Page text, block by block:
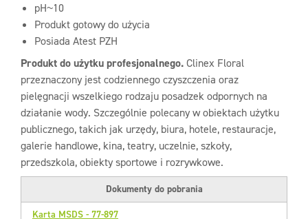
pH~10
Produkt gotowy do użycia
Posiada Atest PZH
Produkt do użytku profesjonalnego.Clinex Floral
przeznaczony jest codziennego czyszczenia oraz
pielęgnacji wszelkiego rodzaju posadzek odpornych na
działanie wody. Szczególnie polecany w obiektach użytku
publicznego, takich jak urzędy, biura, hotele, restauracje,
galerie handlowe, kina, teatry, uczelnie, szkoły,
przedszkola, obiekty sportowe i rozrywkowe.
Dokumenty do pobrania
Karta MSDS - 77-897